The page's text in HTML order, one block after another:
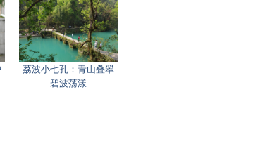
荔波小七孔：青山叠翠
碧波荡漾